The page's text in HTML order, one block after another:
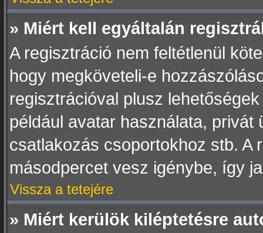
» Miért kell egyáltalán
A regisztráció nem feltétlenül
hogy megköveteli-e
regisztrációval plusz
például avatar használata,
csatlakozás csoportokhoz stb. A
másodpercet vesz igénybe, így
Vissza a tetejére
» Miért kerülök kiléptetésre